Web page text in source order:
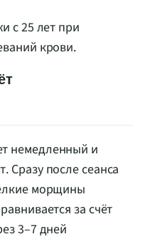
с 25 лет при
крови.
немедленный и
Сразу после сеанса
морщины
за счёт
3–7 дней